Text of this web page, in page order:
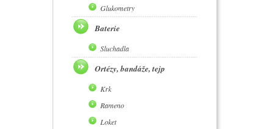
Glukometry
Baterie
Sluchadla
Ortézy, bandáže, tejp
Krk
Rameno
Loket